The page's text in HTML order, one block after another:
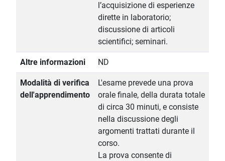
l’acquisizione di esperienze
dirette in laboratorio;
discussione di articoli
scientifici; seminari.
Altre informazioni ND
Modalità di verifica
dell'apprendimento
L'esame prevede una prova
orale finale, della durata totale
di circa 30 minuti, e consiste
nella discussione degli
argomenti trattati durante il
corso.
La prova consente di